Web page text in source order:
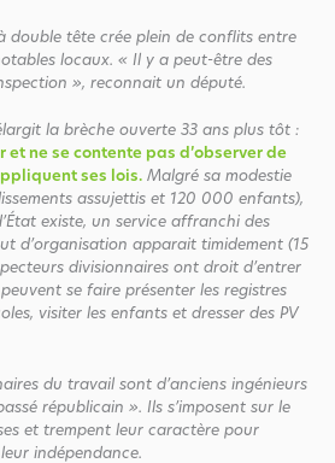
double tête crée plein de conflits entre
locaux. « Il y a peut-être des
», reconnait un député.
la brèche ouverte 33 ans plus tôt :
et ne se contente pas d’observer de
ses lois. Malgré sa modestie
assujettis et 120 000 enfants),
existe, un service affranchi des
d’organisation apparait timidement (15
divisionnaires ont droit d’entrer
se faire présenter les registres
visiter les enfants et dresser des PV
du travail sont d’anciens ingénieurs
républicain ». Ils s’imposent sur le
et trempent leur caractère pour
indépendance.